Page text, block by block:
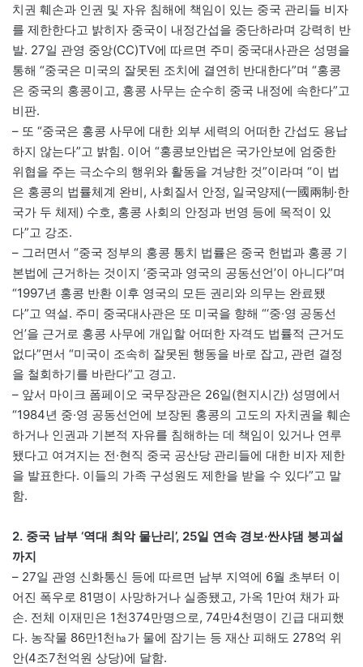
치권 훼손과 인권 및 자유 침해에 책임이 있는 중국 관리들 비자
를 제한한다고 밝히자 중국이 내정간섭을 중단하라며 강력히 반
발. 27일 관영 중앙(CC)TV에 따르면 주미 중국대사관은 성명을
통해 “중국은 미국의 잘못된 조치에 결연히 반대한다”며 “홍콩
은 중국의 홍콩이고, 홍콩 사무는 순수히 중국 내정에 속한다”고
비판.
– 또 “중국은 홍콩 사무에 대한 외부 세력의 어떠한 간섭도 용납
하지 않는다”고 밝힘. 이어 “홍콩보안법은 국가안보에 엄중한
위협을 주는 극소수의 행위와 활동을 겨냥한 것”이라며 “이 법
은 홍콩의 법률체계 완비, 사회질서 안정, 일국양제(一國兩制·한
국가 두 체제) 수호, 홍콩 사회의 안정과 번영 등에 목적이 있
다”고 강조.
– 그러면서 “중국 정부의 홍콩 통치 법률은 중국 헌법과 홍콩 기
본법에 근거하는 것이지 ‘중국과 영국의 공동선언’이 아니다”며
“1997년 홍콩 반환 이후 영국의 모든 권리와 의무는 완료됐
다”고 역설. 주미 중국대사관은 또 미국을 향해 “‘중·영 공동선
언’을 근거로 홍콩 사무에 개입할 어떠한 자격도 법률적 근거도
없다”면서 “미국이 조속히 잘못된 행동을 바로 잡고, 관련 결정
을 철회하기를 바란다”고 경고.
– 앞서 마이크 폼페이오 국무장관은 26일(현지시간) 성명에서
“1984년 중·영 공동선언에 보장된 홍콩의 고도의 자치권을 훼손
하거나 인권과 기본적 자유를 침해하는 데 책임이 있거나 연루
됐다고 여겨지는 전·현직 중국 공산당 관리들에 대한 비자 제한
을 발표한다. 이들의 가족 구성원도 제한을 받을 수 있다”고 말
함.
2. 중국 남부 ‘역대 최악 물난리’, 25일 연속 경보·싼샤댐 붕괴설
까지
– 27일 관영 신화통신 등에 따르면 남부 지역에 6월 초부터 이
어진 폭우로 81명이 사망하거나 실종됐고, 가옥 1만여 채가 파
손. 전체 이재민은 1천374만명으로, 74만4천명이 긴급 대피했
다. 농작물 86만1천㏊가 물에 잠기는 등 재산 피해도 278억 위
안(4조7천억원 상당)에 달함.